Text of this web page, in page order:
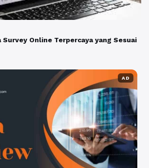
Survey Online Terpercaya yang Sesuai
AD